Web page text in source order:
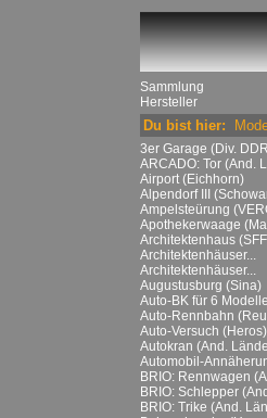
Sammlung
Hersteller
Du bist hier:
3er Garage (Div.
ARCADO: Tor (And.
Airport (Eichhorn)
Alpendorf III
Ampelsteürung
Apothekerwaage
Architektenhaus
Architektenhäuser...
Architektenhäuser...
Augustusburg (Sina)
Auto-BK für 6
Auto-Rennbahn
Auto-Versuch (Heros)
Autokran (And.
Automobil-
BRIO: Rennwagen
BRIO: Schlepper
BRIO: Trike (And.